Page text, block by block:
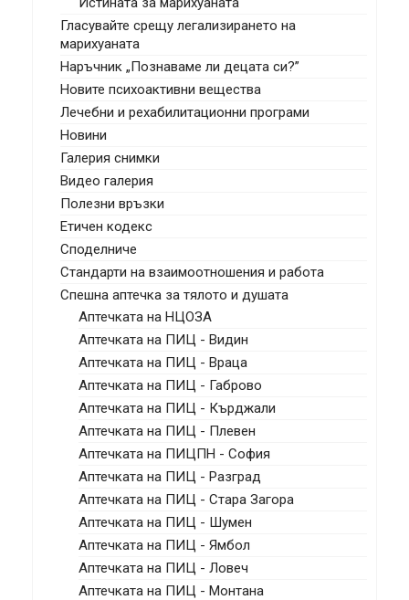
Гласувайте срещу легализирането на
марихуаната
Наръчник „Познаваме ли децата си?”
Новите психоактивни вещества
Лечебни и рехабилитационни програми
Новини
Галерия снимки
Видео галерия
Полезни връзки
Етичен кодекс
Споделниче
Стандарти на взаимоотношения и работа
Спешна аптечка за тялото и душата
Аптечката на НЦОЗА
Аптечката на ПИЦ - Видин
Аптечката на ПИЦ - Враца
Аптечката на ПИЦ - Габрово
Аптечката на ПИЦ - Кърджали
Аптечката на ПИЦ - Плевен
Аптечката на ПИЦПН - София
Аптечката на ПИЦ - Разград
Аптечката на ПИЦ - Стара Загора
Аптечката на ПИЦ - Шумен
Аптечката на ПИЦ - Ямбол
Аптечката на ПИЦ - Ловеч
Аптечката на ПИЦ - Монтана